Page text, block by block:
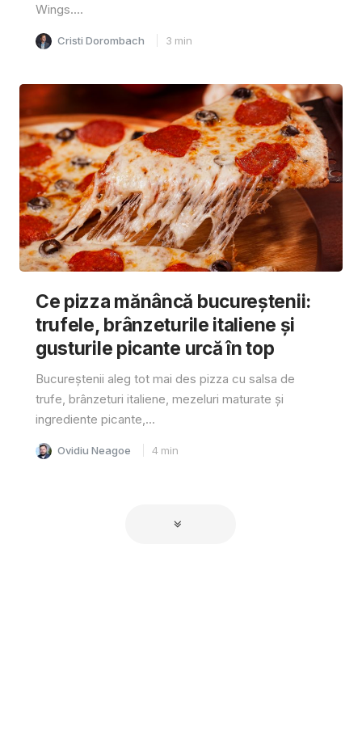
Wings....
Cristi Dorombach 3 min
Ce pizza mănâncă bucureștenii:
trufele, brânzeturile italiene și
gusturile picante urcă în top
Bucureștenii aleg tot mai des pizza cu salsa de
trufe, brânzeturi italiene, mezeluri maturate și
ingrediente picante,...
Ovidiu Neagoe 4 min